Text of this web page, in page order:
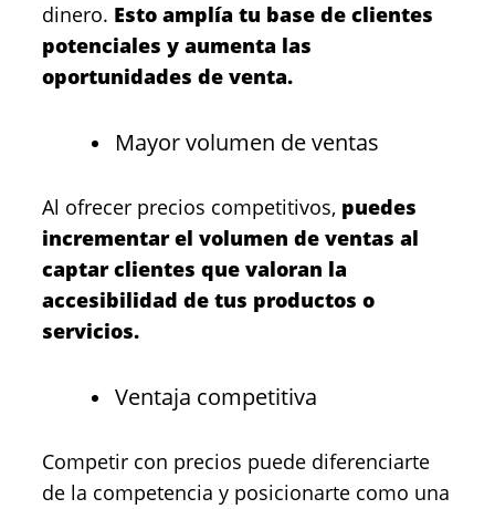
dinero. Esto amplía tu base de clientes
potenciales y aumenta las
oportunidades de venta.
Mayor volumen de ventas
Al ofrecer precios competitivos, puedes
incrementar el volumen de ventas al
captar clientes que valoran la
accesibilidad de tus productos o
servicios.
Ventaja competitiva
Competir con precios puede diferenciarte
de la competencia y posicionarte como una